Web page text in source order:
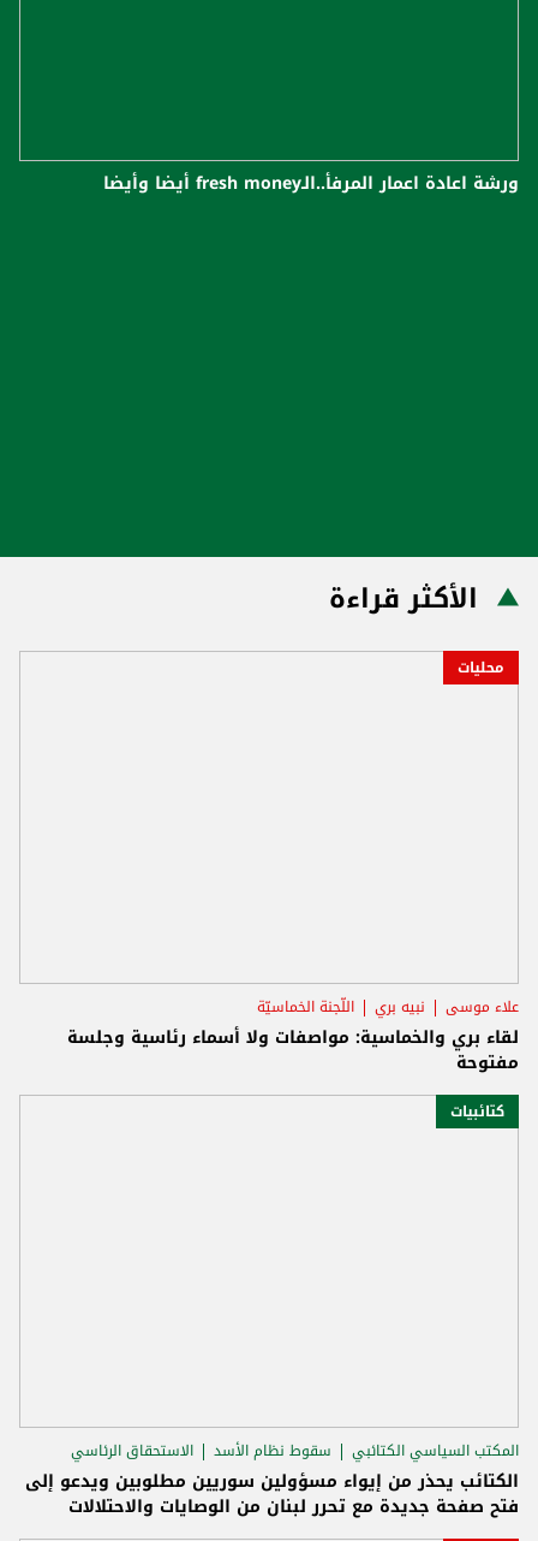
ورشة اعادة اعمار المرفأ..الـfresh money أيضا وأيضا
الأكثر قراءة
محليات
علاء موسى نبيه بري اللّجنة الخماسيّة
لقاء بري والخماسية: مواصفات ولا أسماء رئاسية وجلسة
مفتوحة
كتائبيات
المكتب السياسي الكتائبي سقوط نظام الأسد الاستحقاق الرئاسي
الكتائب يحذر من إيواء مسؤولين سوريين مطلوبين ويدعو إلى
فتح صفحة جديدة مع تحرر لبنان من الوصايات والاحتلالات